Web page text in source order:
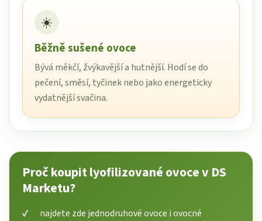
☀️
Běžně sušené ovoce
Bývá měkčí, žvýkavější a hutnější. Hodí se do
pečení, směsí, tyčinek nebo jako energeticky
vydatnější svačina.
Proč koupit lyofilizované ovoce v DS
Marketu?
najdete zde jednodruhové ovoce i ovocné